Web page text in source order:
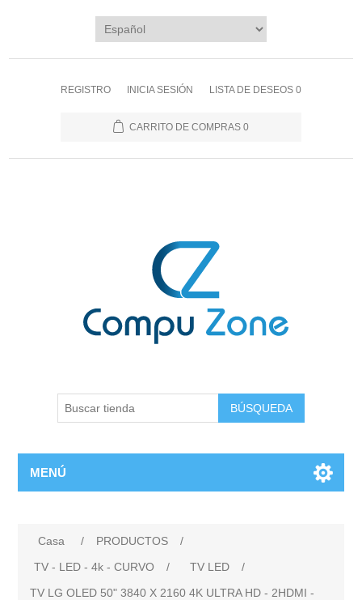
REGISTRO INICIA SESIÓN LISTA DE DESEOS 0
CARRITO DE COMPRAS 0
BÚSQUEDA
MENÚ
Casa / PRODUCTOS
/
TV - LED - 4k - CURVO
/ TV LED
/
TV LG OLED 50" 3840 X 2160 4K ULTRA HD - 2HDMI -